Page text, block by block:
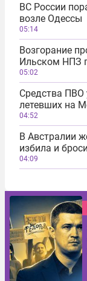
ВС России
возле Одессы
05:14
Возгорание
Ильском НПЗ
05:02
Средства ПВО
летевших на
04:52
В Австралии
избила и
04:09